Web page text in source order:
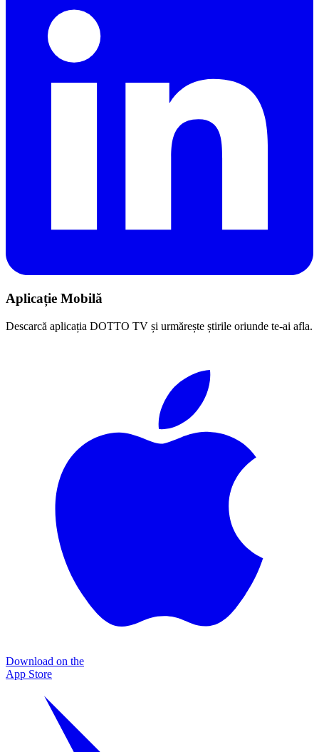
Aplicație Mobilă
Descarcă aplicația DOTTO TV și urmărește știrile oriunde te-ai afla.
Download on the
App Store